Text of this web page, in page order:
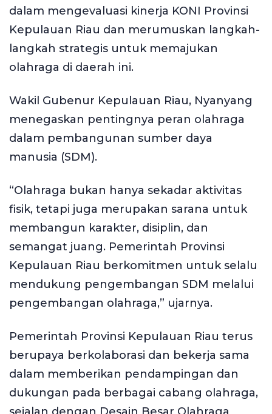
dalam mengevaluasi kinerja KONI Provinsi
Kepulauan Riau dan merumuskan langkah-
langkah strategis untuk memajukan
olahraga di daerah ini.
Wakil Gubenur Kepulauan Riau, Nyanyang
menegaskan pentingnya peran olahraga
dalam pembangunan sumber daya
manusia (SDM).
“Olahraga bukan hanya sekadar aktivitas
fisik, tetapi juga merupakan sarana untuk
membangun karakter, disiplin, dan
semangat juang. Pemerintah Provinsi
Kepulauan Riau berkomitmen untuk selalu
mendukung pengembangan SDM melalui
pengembangan olahraga,” ujarnya.
Pemerintah Provinsi Kepulauan Riau terus
berupaya berkolaborasi dan bekerja sama
dalam memberikan pendampingan dan
dukungan pada berbagai cabang olahraga,